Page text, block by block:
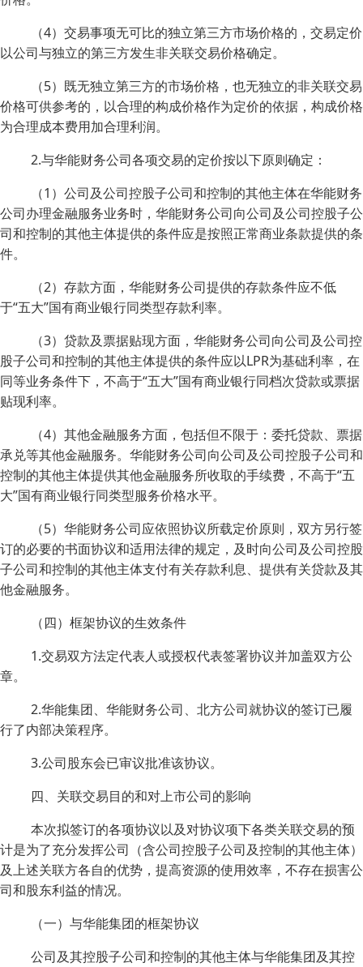
（4）交易事项无可比的独立第三方市场价格的，交易定价
以公司与独立的第三方发生非关联交易价格确定。
（5）既无独立第三方的市场价格，也无独立的非关联交易
价格可供参考的，以合理的构成价格作为定价的依据，构成价格
为合理成本费用加合理利润。
2.与华能财务公司各项交易的定价按以下原则确定：
（1）公司及公司控股子公司和控制的其他主体在华能财务
公司办理金融服务业务时，华能财务公司向公司及公司控股子公
司和控制的其他主体提供的条件应是按照正常商业条款提供的条
件。
（2）存款方面，华能财务公司提供的存款条件应不低
于“五大”国有商业银行同类型存款利率。
（3）贷款及票据贴现方面，华能财务公司向公司及公司控
股子公司和控制的其他主体提供的条件应以LPR为基础利率，在
同等业务条件下，不高于“五大”国有商业银行同档次贷款或票据
贴现利率。
（4）其他金融服务方面，包括但不限于：委托贷款、票据
承兑等其他金融服务。华能财务公司向公司及公司控股子公司和
控制的其他主体提供其他金融服务所收取的手续费，不高于“五
大”国有商业银行同类型服务价格水平。
（5）华能财务公司应依照协议所载定价原则，双方另行签
订的必要的书面协议和适用法律的规定，及时向公司及公司控股
子公司和控制的其他主体支付有关存款利息、提供有关贷款及其
他金融服务。
（四）框架协议的生效条件
1.交易双方法定代表人或授权代表签署协议并加盖双方公
章。
2.华能集团、华能财务公司、北方公司就协议的签订已履
行了内部决策程序。
3.公司股东会已审议批准该协议。
四、关联交易目的和对上市公司的影响
本次拟签订的各项协议以及对协议项下各类关联交易的预
计是为了充分发挥公司（含公司控股子公司及控制的其他主体）
及上述关联方各自的优势，提高资源的使用效率，不存在损害公
司和股东利益的情况。
（一）与华能集团的框架协议
公司及其控股子公司和控制的其他主体与华能集团及其控